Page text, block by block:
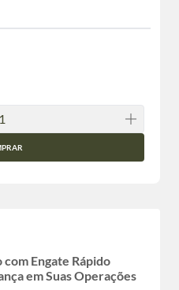
Engate Rápido
em Suas Operações